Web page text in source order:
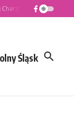
nowym
Śląsk